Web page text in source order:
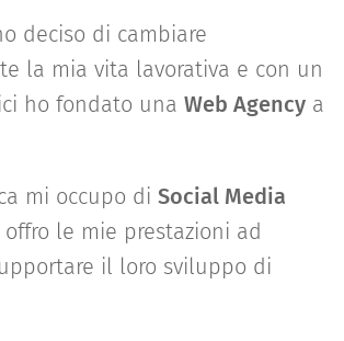
deciso di cambiare
la mia vita lavorativa e con un
ho fondato una Web Agency a
mi occupo di Social Media
offro le mie prestazioni ad
il loro sviluppo di